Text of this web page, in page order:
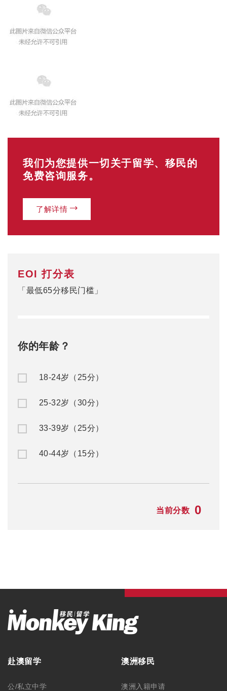
我们为您提供一切关于留学、移民的
免费咨询服务。
了解详情
EOI 打分表
「最低65分移民门槛」
你的年龄？
18-24岁（25分）
25-32岁（30分）
33-39岁（25分）
40-44岁（15分）
当前分数 0
赴澳留学
公/私立中学
澳洲移民
澳洲入籍申请